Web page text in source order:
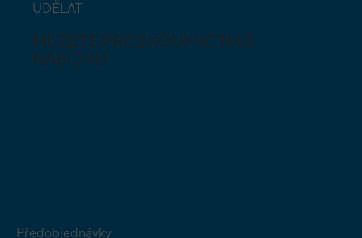
UDĚLAT
MŮŽETE PROZKOUMAT NAŠI
NABÍDKU
Předobjednávky